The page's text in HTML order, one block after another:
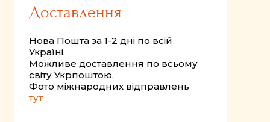
Нова Пошта за 1-2 дні по всій
Україні.
Можливе доставлення по всьому
світу Укрпоштою.
Фото міжнародних відправлень
тут
Доставлення